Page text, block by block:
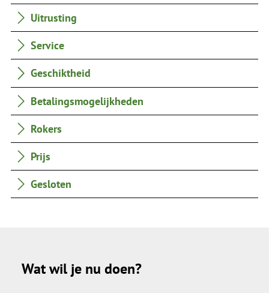
Uitrusting
Service
Geschiktheid
Betalingsmogelijkheden
Rokers
Prijs
Gesloten
Wat wil je nu doen?